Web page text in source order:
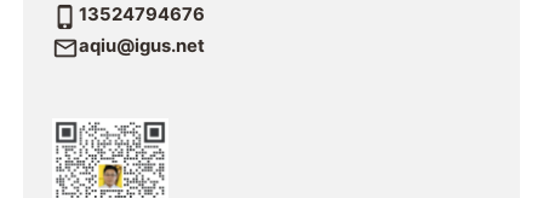
13524794676
aqiu@igus.net